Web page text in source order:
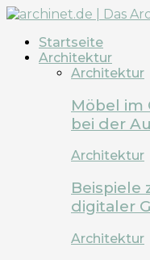
Startseite
Architektur
Architektur
Möbel im
bei der
Architektur
Beispiele
digitaler
Architektur